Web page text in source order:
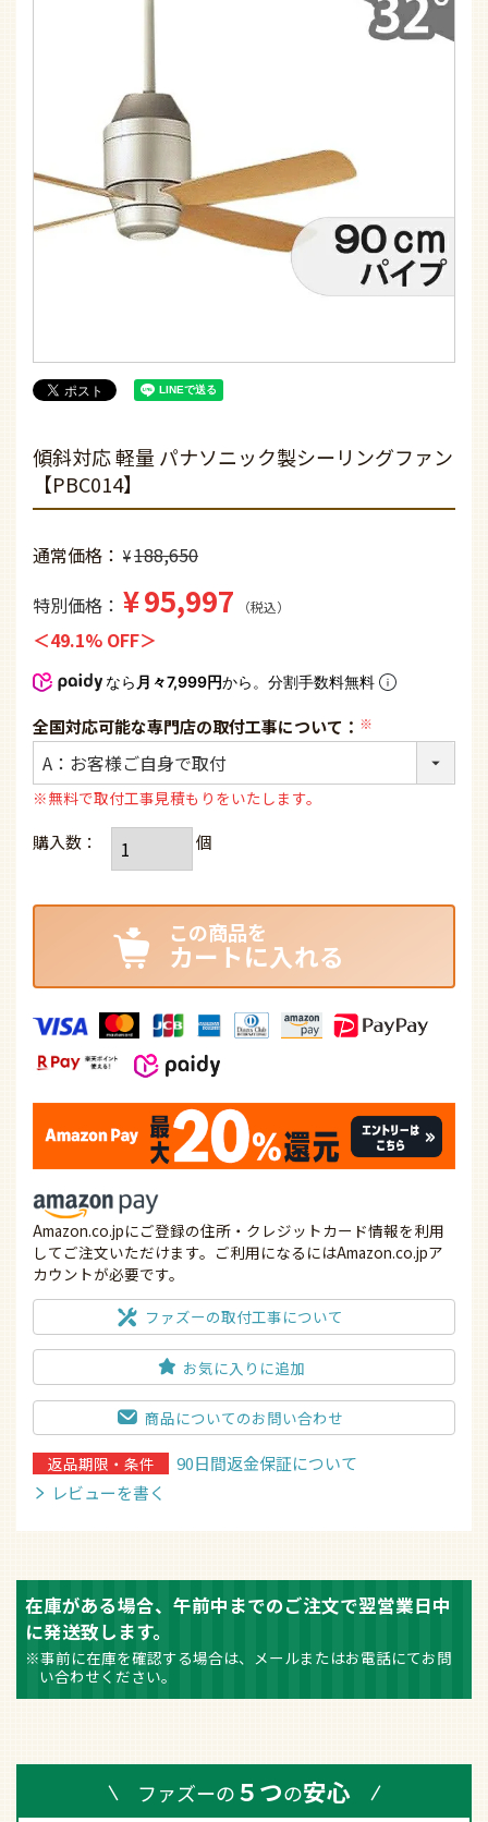
傾斜対応 軽量 パナソニック製シーリングファン
【PBC014】
通常価格 ¥188,650
特別価格
¥95,997 税込
49.1% OFF
なら 月々7,999円から。分割手数料無料
全国対応可能な専門店の取付工事について：
(必
※無料で取付工事見積もりをいたします。
カートに入れる
Amazon.co.jpにご登録の住所・クレジットカード情報を利用
してご注文いただけます。ご利用になるにはAmazon.co.jpア
カウントが必要です。
ファズーの取付工事について
お気に入りに追加
商品についてのお問い合わせ
返品期限・条件
90日間返金保証について
レビューを書く
在庫がある場合、午前中までのご注文で翌営業日中
に発送致します。
※事前に在庫を確認する場合は、メールまたはお電話にてお問
い合わせください。
ファズーの５つの安心